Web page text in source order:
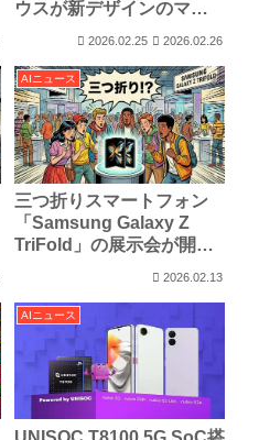
ウスが新デザインのマウ
2026.02.25 2026.02.26
AIニュース
三つ折りスマートフォン
「Samsung Galaxy Z
TriFold」の展示会が開催
2026.02.13
AIニュース